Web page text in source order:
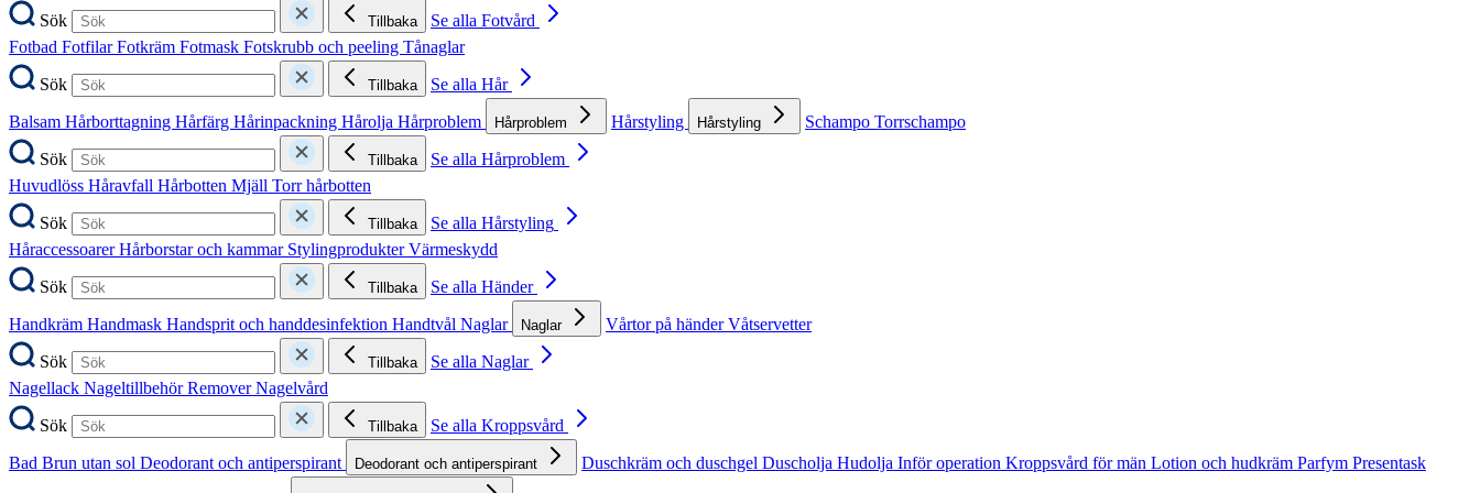
Sök Tillbaka
Se alla Fotvård
Fotbad FotfilarFotkräm Fotmask Fotskrubb och peeling Tånaglar
Sök
Tillbaka
Se alla Hår
Balsam Hårborttagning Hårfärg Hårinpackning Hårolja Hårproblem Hårproblem Hårstyling Hårstyling Schampo Torrschampo
Sök
Tillbaka
Se alla Hårproblem
Huvudlöss Håravfall Hårbotten Mjäll Torr hårbotten
Sök
Tillbaka
Se alla Hårstyling
HåraccessoarerHårborstar och kammar StylingprodukterVärmeskydd
Sök
Tillbaka
Se alla Händer
Handkräm Handmask Handsprit och handdesinfektion Handtvål Naglar Naglar Vårtor på händerVåtservetter
Sök
Tillbaka
Se alla Naglar
Nagellack NageltillbehörRemoverNagelvård
Sök
Tillbaka
Se alla Kroppsvård
Bad Brun utan sol Deodorant och antiperspirant Deodorant och antiperspirant Duschkräm och duschgel Duscholja Hudolja Inför operation Kroppsvård för män Lotion och hudkräm Parfym Presentask